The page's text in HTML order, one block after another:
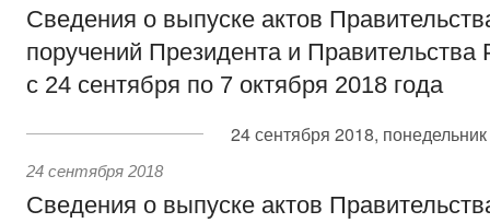
Сведения о выпуске актов
поручений Президента и Правительства
с 24 сентября по 7 октября 2018 года
24 сентября 2018, понедельник
24 сентября 2018
Сведения о выпуске актов